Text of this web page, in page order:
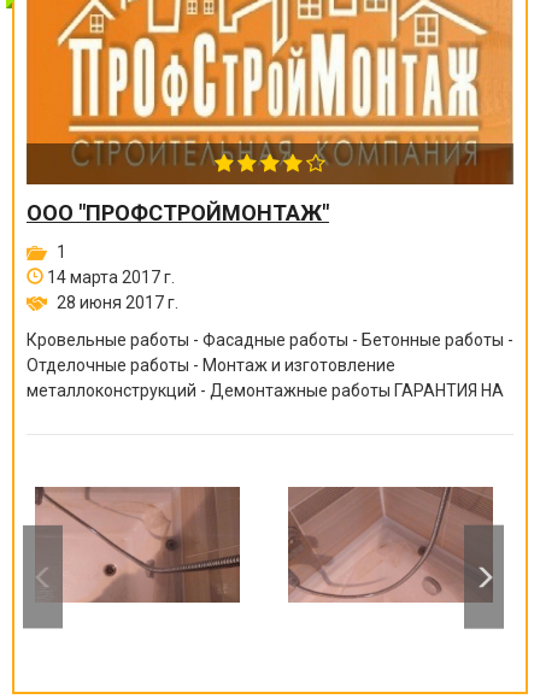
ООО "ПРОФСТРОЙМОНТАЖ"
1
14 марта 2017 г.
28 июня 2017 г.
Кровельные работы - Фасадные работы - Бетонные работы -
Отделочные работы - Монтаж и изготовление
металлоконструкций - Демонтажные работы ГАРАНТИЯ НА